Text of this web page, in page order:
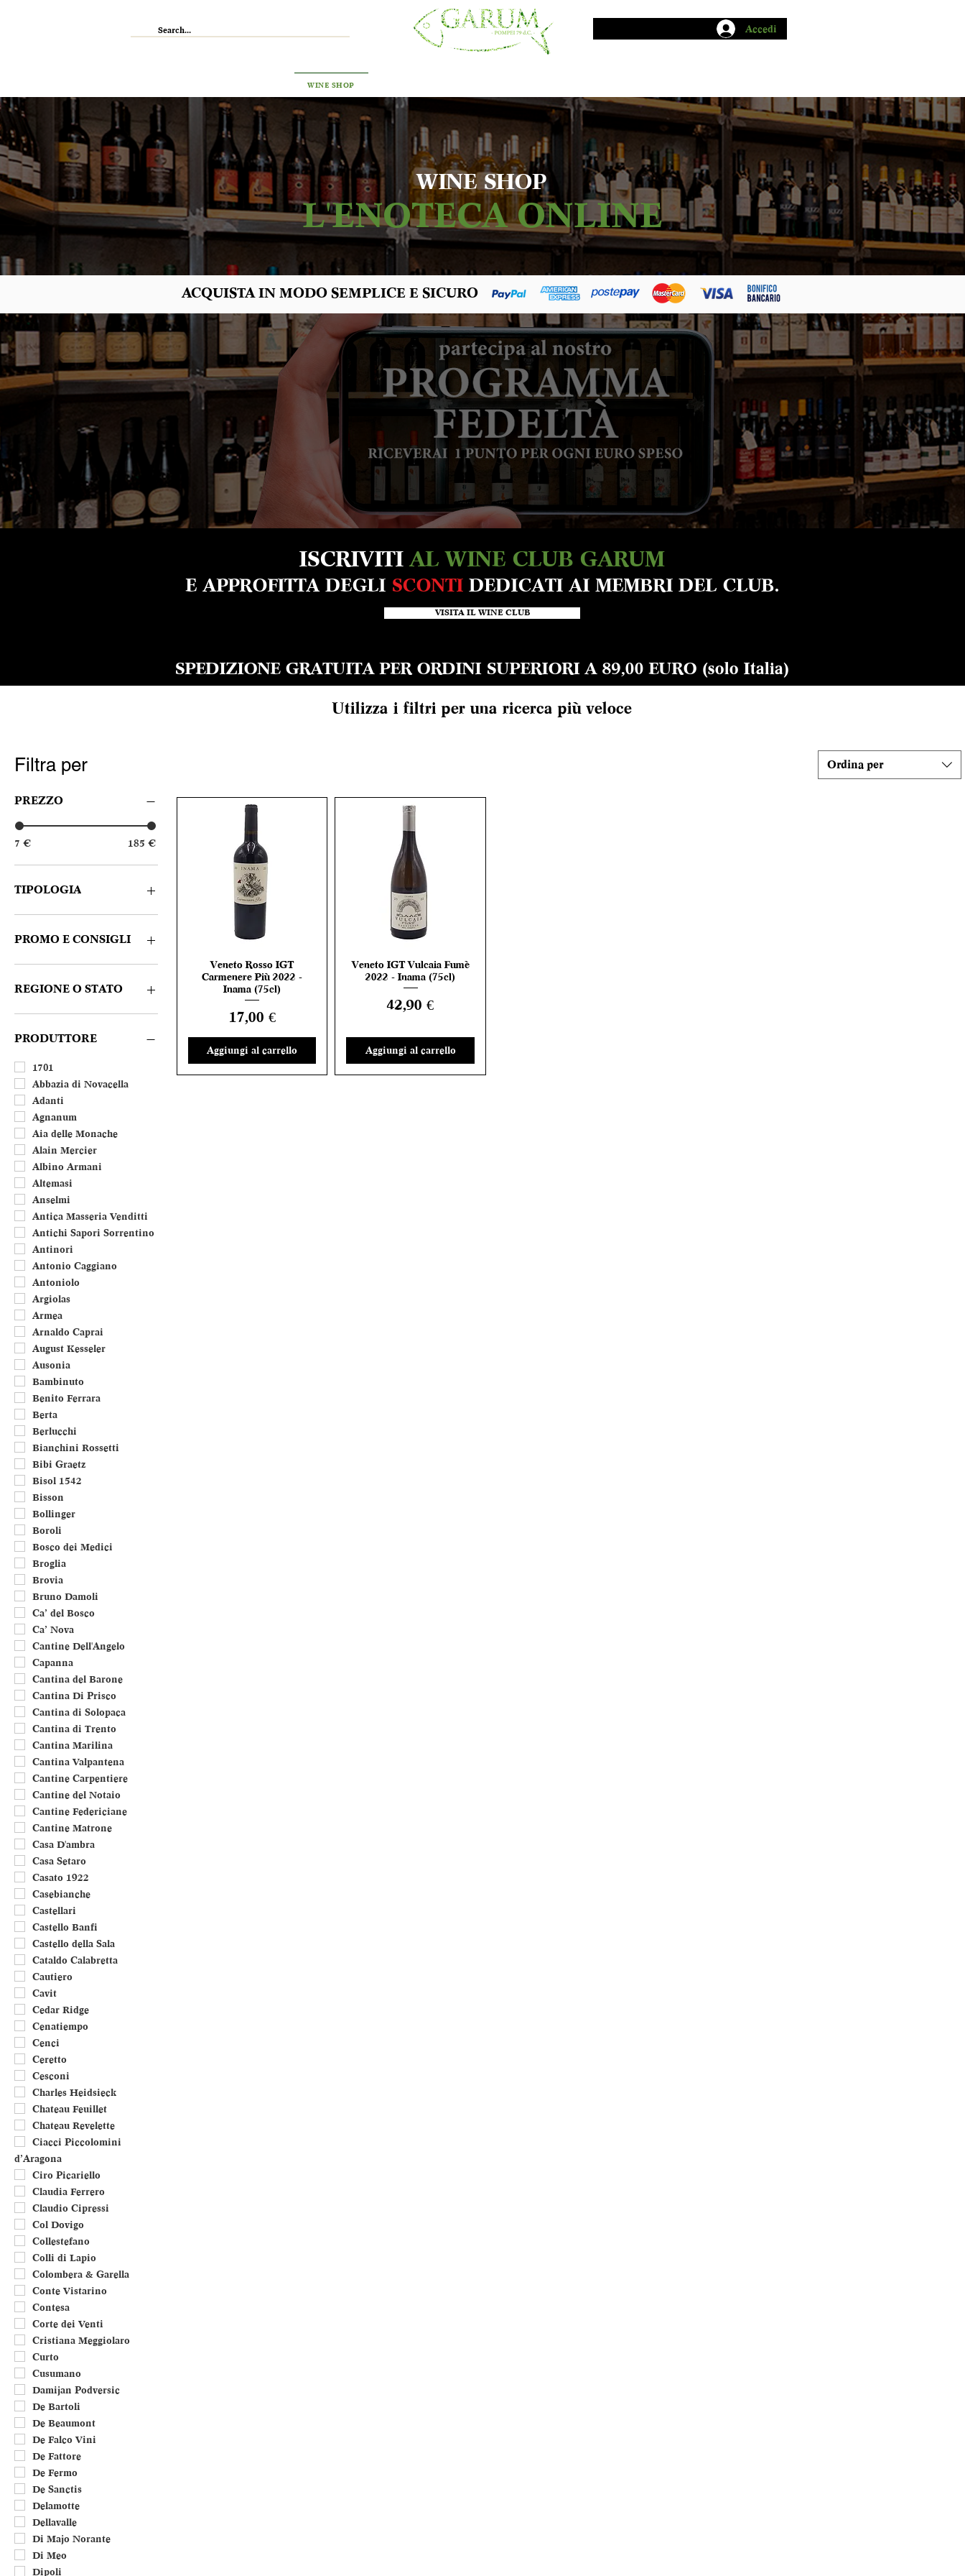
Accedi
WINE SHOP
WINE SHOP
L'ENOTECA ONLINE
ACQUISTA IN MODO SEMPLICE E SICURO
ISCRIVITIAL WINE CLUB GARUM
E APPROFITTA DEGLI SCONTI DEDICATI AI MEMBRI DEL CLUB.
VISITA IL WINE CLUB
SPEDIZIONE GRATUITA PER ORDINI SUPERIORI A 89,00 EURO (solo Italia)
Utilizza i filtri per una ricerca più veloce
Filtra per
PREZZO
7 € 185 €
TIPOLOGIA
Bianco
Rosso
Rosè
Amaro e Liquore
Dolce
Porto
PROMO E CONSIGLI
CONSIGLIATE DA NOI
REGIONE O STATO
Abruzzo
Basilicata
Campania
Emilia Romagna
Friuli Venezia Giulia
Lazio
Liguria
Lombardia
Marche
Molise
Piemonte
Puglia
Sardegna
Sicilia
Toscana
Trentino Alto Adige
Umbria
Valle d'Aosta
Veneto
Francia
Portogallo
PRODUTTORE
1701
Abbazia di Novacella
Adanti
Agnanum
Aia delle Monache
Alain Mercier
Albino Armani
Altemasi
Anselmi
Antica Masseria Venditti
Antichi Sapori Sorrentino
Antinori
Antonio Caggiano
Antoniolo
Argiolas
Armea
Arnaldo Caprai
August Kesseler
Ausonia
Bambinuto
Benito Ferrara
Berta
Berlucchi
Bianchini Rossetti
Bibi Graetz
Bisol 1542
Bisson
Bollinger
Boroli
Bosco dei Medici
Broglia
Brovia
Bruno Damoli
Ca’ del Bosco
Ca’ Nova
Cantine Dell'Angelo
Capanna
Cantina del Barone
Cantina Di Prisco
Cantina di Solopaca
Cantina di Trento
Cantina Marilina
Cantina Valpantena
Cantine Carpentiere
Cantine del Notaio
Cantine Federiciane
Cantine Matrone
Casa D'ambra
Casa Setaro
Casato 1922
Casebianche
Castellari
Castello Banfi
Castello della Sala
Cataldo Calabretta
Cautiero
Cavit
Cedar Ridge
Cenatiempo
Cenci
Ceretto
Cesconi
Charles Heidsieck
Chateau Feuillet
Chateau Revelette
Ciacci Piccolomini
d’Aragona
Ciro Picariello
Claudia Ferrero
Claudio Cipressi
Col Dovigo
Collestefano
Colli di Lapio
Colombera & Garella
Conte Vistarino
Contesa
Corte dei Venti
Cristiana Meggiolaro
Curto
Cusumano
Damijan Podversic
De Bartoli
De Beaumont
De Falco Vini
De Fattore
De Fermo
De Sanctis
Delamotte
Dellavalle
Di Majo Norante
Di Meo
Dipoli
Ordina per
Vista rapida
Veneto Rosso IGT
Carmenere Più 2022 -
Inama (75cl)
Prezzo
17,00 €
Aggiungi al carrello
Vista rapida
Veneto IGT Vulcaia Fumè
2022 - Inama (75cl)
Prezzo
42,90 €
Aggiungi al carrello